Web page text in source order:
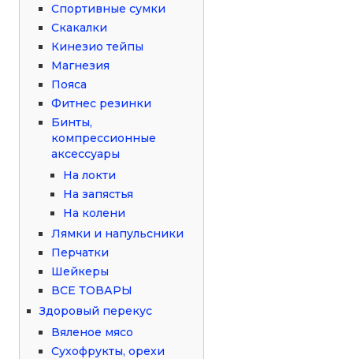
Спортивные сумки
Скакалки
Кинезио тейпы
Магнезия
Пояса
Фитнес резинки
Бинты,
компрессионные
аксессуары
На локти
На запястья
На колени
Лямки и напульсники
Перчатки
Шейкеры
ВСЕ ТОВАРЫ
Здоровый перекус
Вяленое мясо
Сухофрукты, орехи